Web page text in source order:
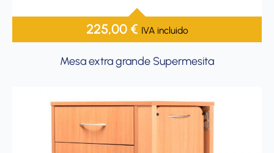
225,00€ IVA incluido
Mesa extra grande Supermesita